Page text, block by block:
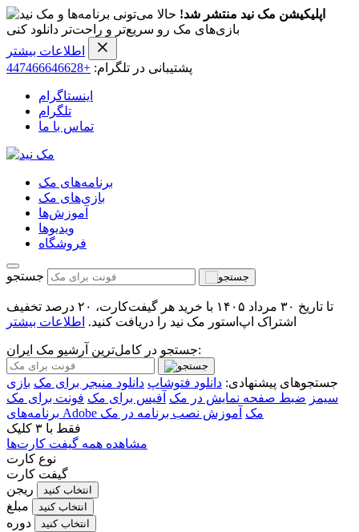
اپلیکیشن مک نید منتشر شد! حالا می‌تونی برنامه‌ها و
بازی‌های مک رو سریع‌تر و راحت‌تر دانلود کنی
اطلاعات بیشتر
پشتیبانی در تلگرام: +447466646628
اینستاگرام
تلگرام
تماس با ما
برنامه‌های مک
بازی‌های مک
آموزش‌ها
ویدیو‌ها
فروشگاه
جستجو
تا تاریخ ۳۰ مرداد ۱۴۰۵ با خرید هر گیفت‌کارت، ۲۰ درصد تخفیف
اشتراک اپ‌استور مک نید را دریافت کنید. اطلاعات بیشتر
جستجو در کامل‌ترین آرشیو مک ایران:
جستجوهای پیشنهادی: دانلود فتوشاپ دانلود منیجر برای مک بازی
سیمز ضبط صفحه نمایش در مک آفیس برای مک فونت برای مک
برنامه‌های Adobe مک آموزش نصب برنامه در مک
فقط با ۳ کلیک
مشاهده همه گیفت کارت‌ها
نوع کارت
گیفت کارت
ریجن
انتخاب کنید
مبلغ انتخاب کنید
دوره انتخاب کنید